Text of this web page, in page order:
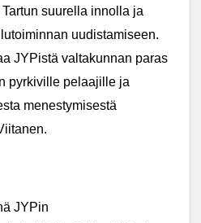
suurella innolla ja
uudistamiseen.
JYPistä valtakunnan paras
pyrkiville pelaajille ja
menestymisestä
JYPin